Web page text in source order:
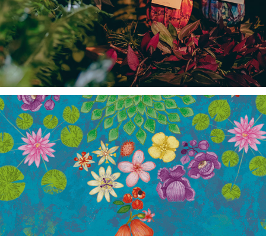
Páscoa Luisa Abram